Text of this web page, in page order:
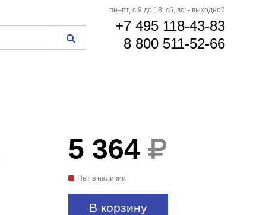
пн–пт, с 9 до 18; сб, вс: - выходной
+7 495 118-43-83
8 800 511-52-66
5 364
Нет в наличии
В корзину